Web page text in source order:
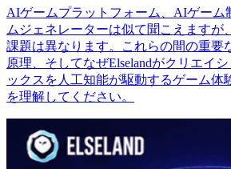
AIゲームプラットフォーム、AIゲーム
ムジェネレーターは似て聞こえますが
課題は異なります。これらの間の重要
原理、そしてなぜElselandがクリエイ
ックスを人工知能が駆動するゲーム体
を理解してください。